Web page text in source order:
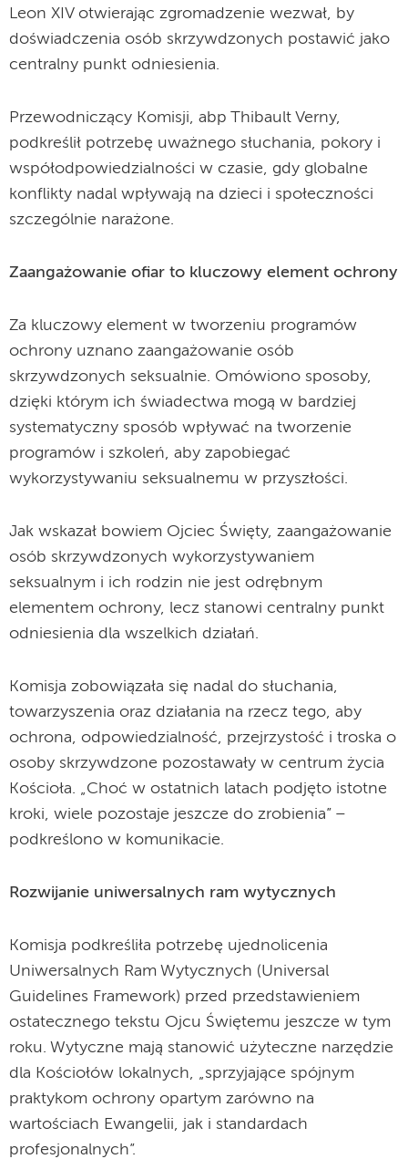
Leon XIV otwierając zgromadzenie wezwał, by
doświadczenia osób skrzywdzonych postawić jako
centralny punkt odniesienia.
Przewodniczący Komisji, abp Thibault Verny,
podkreślił potrzebę uważnego słuchania, pokory i
współodpowiedzialności w czasie, gdy globalne
konflikty nadal wpływają na dzieci i społeczności
szczególnie narażone.
Zaangażowanie ofiar to kluczowy element ochrony
Za kluczowy element w tworzeniu programów
ochrony uznano zaangażowanie osób
skrzywdzonych seksualnie. Omówiono sposoby,
dzięki którym ich świadectwa mogą w bardziej
systematyczny sposób wpływać na tworzenie
programów i szkoleń, aby zapobiegać
wykorzystywaniu seksualnemu w przyszłości.
Jak wskazał bowiem Ojciec Święty, zaangażowanie
osób skrzywdzonych wykorzystywaniem
seksualnym i ich rodzin nie jest odrębnym
elementem ochrony, lecz stanowi centralny punkt
odniesienia dla wszelkich działań.
Komisja zobowiązała się nadal do słuchania,
towarzyszenia oraz działania na rzecz tego, aby
ochrona, odpowiedzialność, przejrzystość i troska o
osoby skrzywdzone pozostawały w centrum życia
Kościoła. „Choć w ostatnich latach podjęto istotne
kroki, wiele pozostaje jeszcze do zrobienia” –
podkreślono w komunikacie.
Rozwijanie uniwersalnych ram wytycznych
Komisja podkreśliła potrzebę ujednolicenia
Uniwersalnych Ram Wytycznych (Universal
Guidelines Framework) przed przedstawieniem
ostatecznego tekstu Ojcu Świętemu jeszcze w tym
roku. Wytyczne mają stanowić użyteczne narzędzie
dla Kościołów lokalnych, „sprzyjające spójnym
praktykom ochrony opartym zarówno na
wartościach Ewangelii, jak i standardach
profesjonalnych”.